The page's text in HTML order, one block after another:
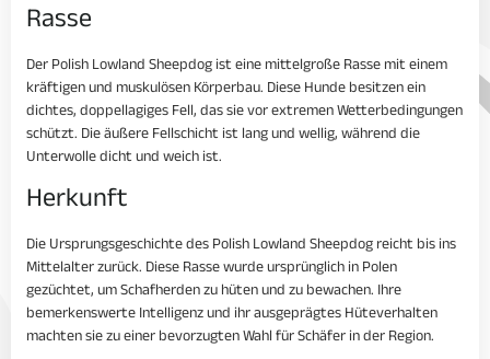
Rasse
Der Polish Lowland Sheepdog ist eine mittelgroße Rasse mit einem
kräftigen und muskulösen Körperbau. Diese Hunde besitzen ein
dichtes, doppellagiges Fell, das sie vor extremen Wetterbedingungen
schützt. Die äußere Fellschicht ist lang und wellig, während die
Unterwolle dicht und weich ist.
Herkunft
Die Ursprungsgeschichte des Polish Lowland Sheepdog reicht bis ins
Mittelalter zurück. Diese Rasse wurde ursprünglich in Polen
gezüchtet, um Schafherden zu hüten und zu bewachen. Ihre
bemerkenswerte Intelligenz und ihr ausgeprägtes Hüteverhalten
machten sie zu einer bevorzugten Wahl für Schäfer in der Region.